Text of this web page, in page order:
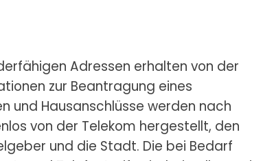
Adressen erhalten von der
zur Beantragung eines
und Hausanschlüsse werden nach
von der Telekom hergestellt, den
und die Stadt. Die bei Bedarf